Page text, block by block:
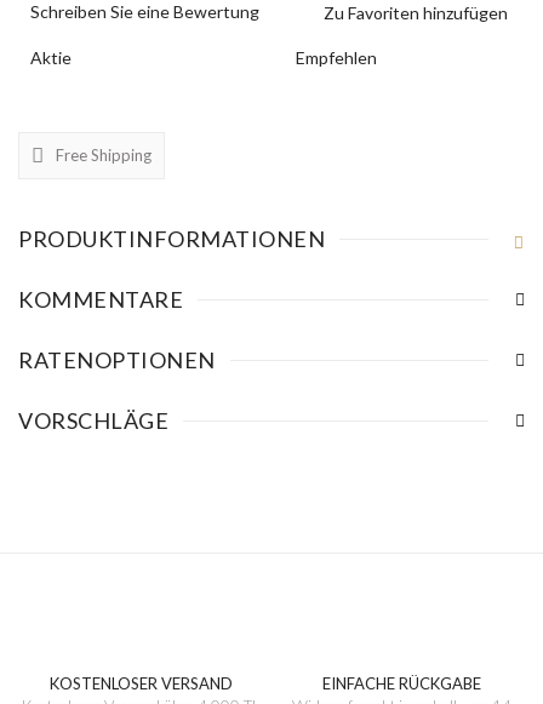
Schreiben Sie eine Bewertung
Aktie Empfehlen
Free Shipping
PRODUKTINFORMATIONEN
KOMMENTARE
RATENOPTIONEN
VORSCHLÄGE
KOSTENLOSER VERSAND
EINFACHE RÜCKGABE